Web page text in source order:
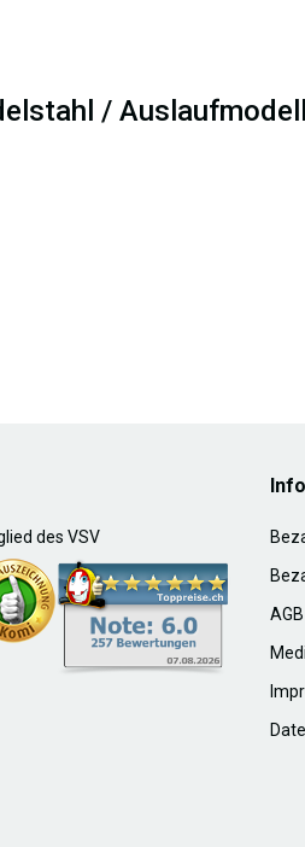
/
des VSV
AGB